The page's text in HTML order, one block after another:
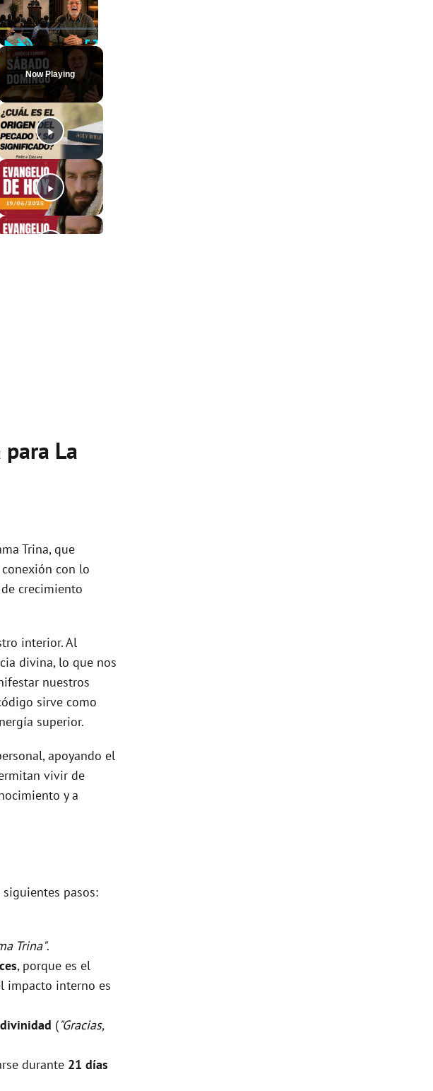
PlayUnmute Fullscreen
Now Playing
La
Trina, que
con lo
crecimiento
interior. Al
divina, lo que nos
nuestros
sirve como
superior.
apoyando el
vivir de
y a
pasos:
Trina".
, porque es el
impacto interno es
("Gracias,
durante 21 días